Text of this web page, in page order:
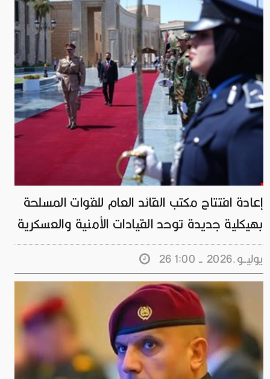
إعادة افتتاح مكتب القائد العام للقوات المسلحة
بهيكلية جديدة توحد القيادات الأمنية والعسكرية
26 يوليــو.2026 - 1:00